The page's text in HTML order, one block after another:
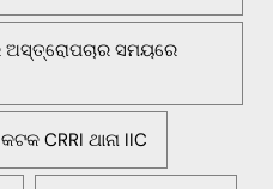
ଅସ୍ତ୍ରୋପଚାର ସମୟରେ
CRRI ଥାନା IIC